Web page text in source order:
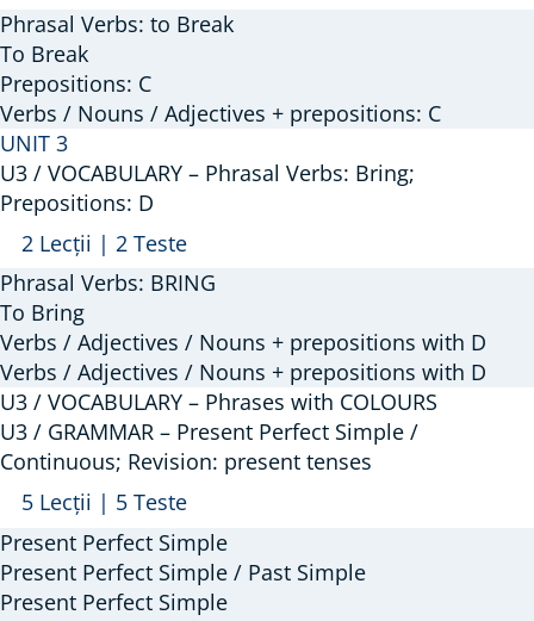
/
VOCABULARY
–
Phrasal
Verbs:
Break;
Prepositions:
C
Phrasal Verbs: to Break
To Break
Prepositions: C
Verbs / Nouns / Adjectives + prepositions: C
UNIT 3
U3 / VOCABULARY – Phrasal Verbs: Bring;
Prepositions: D
Arată
U3
/
VOCABULARY
–
Phrasal
Verbs:
Bring;
Prepositions:
D
2 Lecții | 2 Teste
Phrasal Verbs: BRING
To Bring
Verbs / Adjectives / Nouns + prepositions with D
Verbs / Adjectives / Nouns + prepositions with D
U3 / VOCABULARY – Phrases with COLOURS
U3 / GRAMMAR – Present Perfect Simple /
Continuous; Revision: present tenses
Arată
U3
/
GRAMMAR
–
5 Lecții | 5 Teste
Present Perfect Simple
Present Perfect Simple / Past Simple
Present Perfect Simple